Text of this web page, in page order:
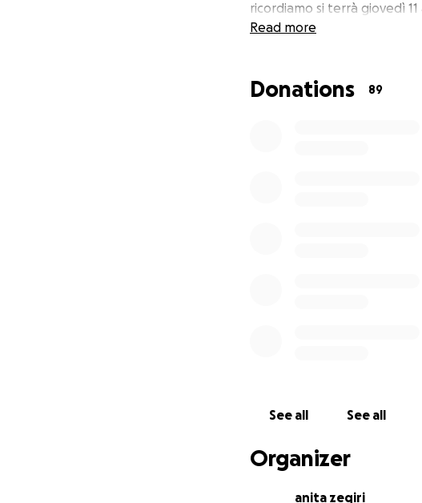
ricordiamo si terrà giovedì
Read more
Donations 89
See all See all
Organizer
anita zeqiri